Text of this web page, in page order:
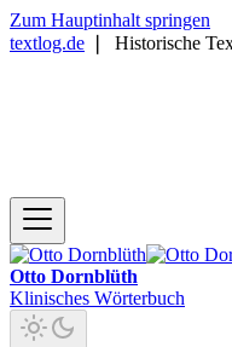
Zum Hauptinhalt springen
textlog.de
Historische
Otto Dornblüth
Klinisches Wörterbuch